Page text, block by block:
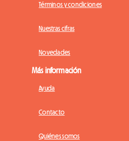
Términos y condiciones
Nuestras cifras
Novedades
Más información
Ayuda
Contacto
Quiénes somos